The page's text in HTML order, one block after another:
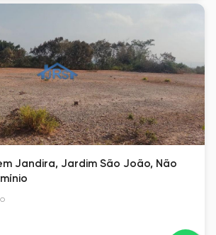
Jandira, Jardim São João, Não